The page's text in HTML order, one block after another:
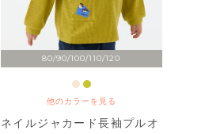
80/90/100/110/120
他のカラーを見る
ネイルジャカード長袖プルオ